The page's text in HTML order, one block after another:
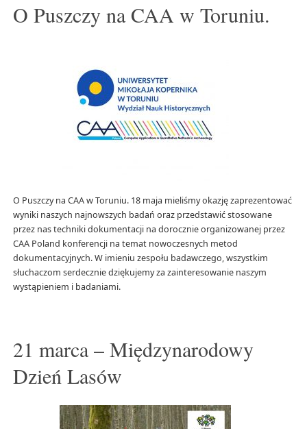
O Puszczy na CAA w Toruniu.
O Puszczy na CAA w Toruniu. 18 maja mieliśmy okazję zaprezentować
wyniki naszych najnowszych badań oraz przedstawić stosowane
przez nas techniki dokumentacji na dorocznie organizowanej przez
CAA Poland konferencji na temat nowoczesnych metod
dokumentacyjnych. W imieniu zespołu badawczego, wszystkim
słuchaczom serdecznie dziękujemy za zainteresowanie naszym
wystąpieniem i badaniami.
21 marca – Międzynarodowy
Dzień Lasów